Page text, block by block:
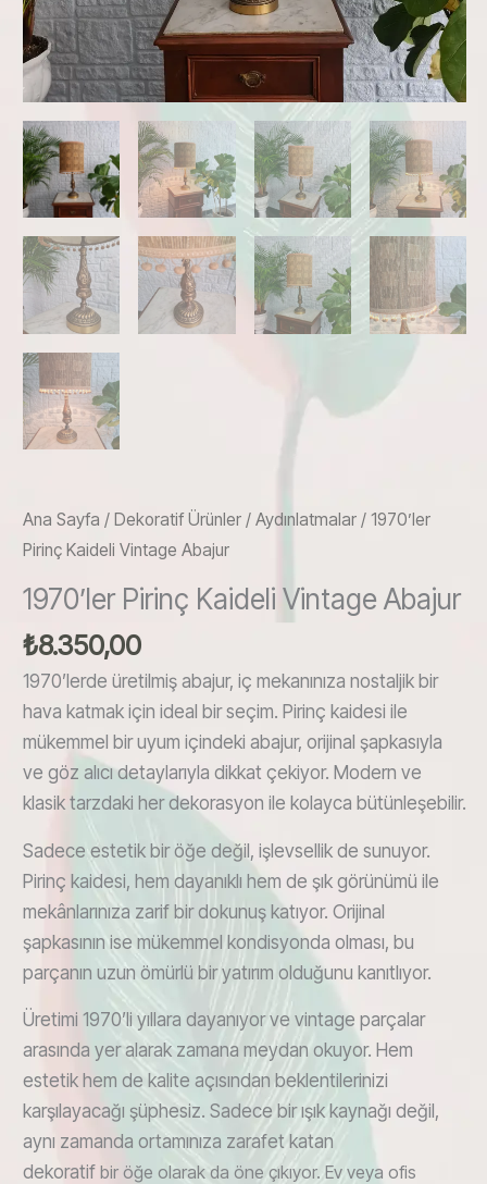
Ana Sayfa / Dekoratif Ürünler / Aydınlatmalar / 1970’ler
Pirinç Kaideli Vintage Abajur
1970’ler Pirinç Kaideli Vintage Abajur
₺8.350,00
1970’lerde üretilmiş abajur, iç mekanınıza nostaljik bir
hava katmak için ideal bir seçim. Pirinç kaidesi ile
mükemmel bir uyum içindeki abajur, orijinal şapkasıyla
ve göz alıcı detaylarıyla dikkat çekiyor. Modern ve
klasik tarzdaki her dekorasyon ile kolayca bütünleşebilir.
Sadece estetik bir öğe değil, işlevsellik de sunuyor.
Pirinç kaidesi, hem dayanıklı hem de şık görünümü ile
mekânlarınıza zarif bir dokunuş katıyor. Orijinal
şapkasının ise mükemmel kondisyonda olması, bu
parçanın uzun ömürlü bir yatırım olduğunu kanıtlıyor.
Üretimi 1970’li yıllara dayanıyor ve vintage parçalar
arasında yer alarak zamana meydan okuyor. Hem
estetik hem de kalite açısından beklentilerinizi
karşılayacağı şüphesiz. Sadece bir ışık kaynağı değil,
aynı zamanda ortamınıza zarafet katan
dekoratif bir öğe olarak da öne çıkıyor. Ev veya ofis